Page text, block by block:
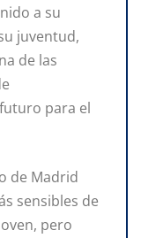
a su
juventud,
de las
para el
de Madrid
sensibles de
pero